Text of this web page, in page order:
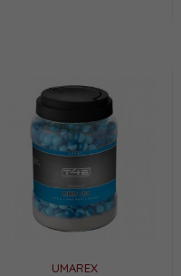
UMAREX